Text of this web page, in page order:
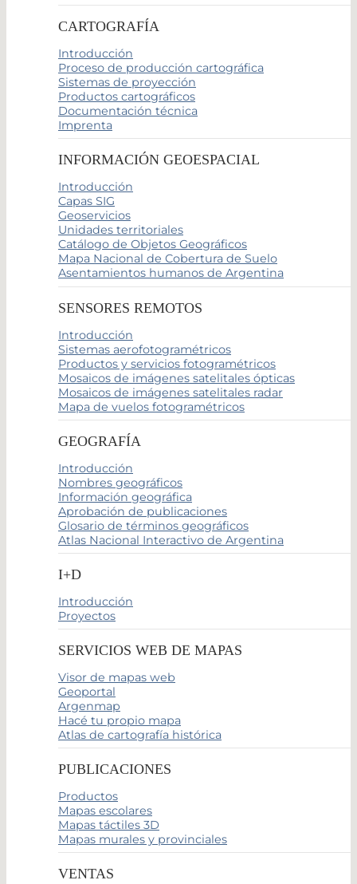
CARTOGRAFÍA
Introducción
Proceso de producción cartográfica
Sistemas de proyección
Productos cartográficos
Documentación técnica
Imprenta
INFORMACIÓN GEOESPACIAL
Introducción
Capas SIG
Geoservicios
Unidades territoriales
Catálogo de Objetos Geográficos
Mapa Nacional de Cobertura de Suelo
Asentamientos humanos de Argentina
SENSORES REMOTOS
Introducción
Sistemas aerofotogramétricos
Productos y servicios fotogramétricos
Mosaicos de imágenes satelitales ópticas
Mosaicos de imágenes satelitales radar
Mapa de vuelos fotogramétricos
GEOGRAFÍA
Introducción
Nombres geográficos
Información geográfica
Aprobación de publicaciones
Glosario de términos geográficos
Atlas Nacional Interactivo de Argentina
I+D
Introducción
Proyectos
SERVICIOS WEB DE MAPAS
Visor de mapas web
Geoportal
Argenmap
Hacé tu propio mapa
Atlas de cartografía histórica
PUBLICACIONES
Productos
Mapas escolares
Mapas táctiles 3D
Mapas murales y provinciales
VENTAS